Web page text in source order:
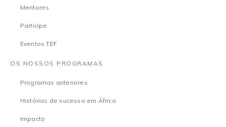
Mentores
Participe
Eventos TEF
OS NOSSOS PROGRAMAS
Programas anteriores
Histórias de sucesso em África
Impacto